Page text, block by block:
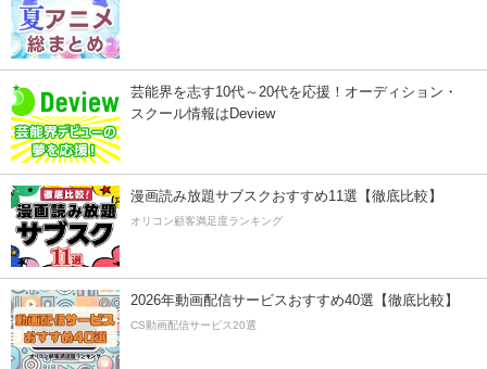
芸能界を志す10代～20代を応援！オーディション・
スクール情報はDeview
漫画読み放題サブスクおすすめ11選【徹底比較】
オリコン顧客満足度ランキング
2026年動画配信サービスおすすめ40選【徹底比較】
CS動画配信サービス20選